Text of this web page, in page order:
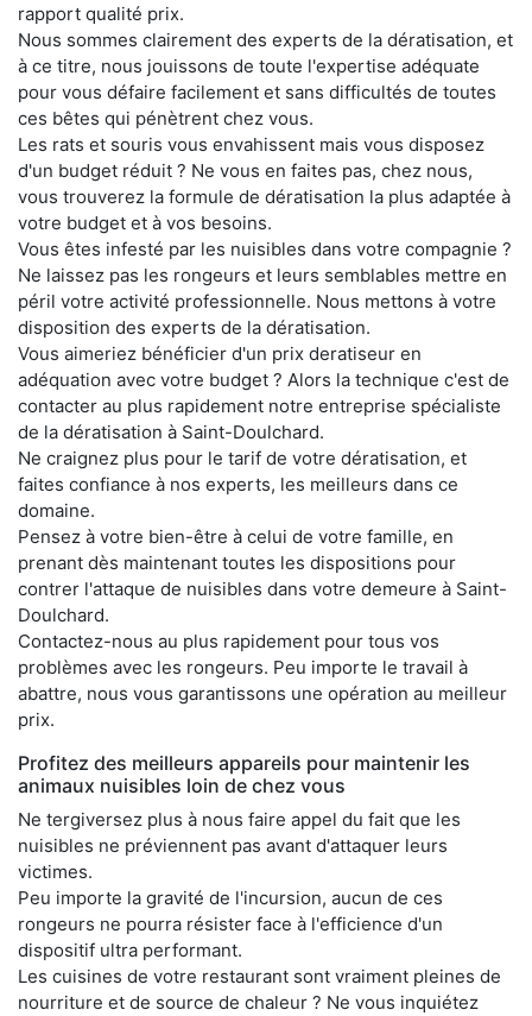
rapport qualité prix.
Nous sommes clairement des experts de la dératisation, et
à ce titre, nous jouissons de toute l'expertise adéquate
pour vous défaire facilement et sans difficultés de toutes
ces bêtes qui pénètrent chez vous.
Les rats et souris vous envahissent mais vous disposez
d'un budget réduit ? Ne vous en faites pas, chez nous,
vous trouverez la formule de dératisation la plus adaptée à
votre budget et à vos besoins.
Vous êtes infesté par les nuisibles dans votre compagnie ?
Ne laissez pas les rongeurs et leurs semblables mettre en
péril votre activité professionnelle. Nous mettons à votre
disposition des experts de la dératisation.
Vous aimeriez bénéficier d'un prix deratiseur en
adéquation avec votre budget ? Alors la technique c'est de
contacter au plus rapidement notre entreprise spécialiste
de la dératisation à Saint-Doulchard.
Ne craignez plus pour le tarif de votre dératisation, et
faites confiance à nos experts, les meilleurs dans ce
domaine.
Pensez à votre bien-être à celui de votre famille, en
prenant dès maintenant toutes les dispositions pour
contrer l'attaque de nuisibles dans votre demeure à Saint-
Doulchard.
Contactez-nous au plus rapidement pour tous vos
problèmes avec les rongeurs. Peu importe le travail à
abattre, nous vous garantissons une opération au meilleur
prix.
Profitez des meilleurs appareils pour maintenir les
animaux nuisibles loin de chez vous
Ne tergiversez plus à nous faire appel du fait que les
nuisibles ne préviennent pas avant d'attaquer leurs
victimes.
Peu importe la gravité de l'incursion, aucun de ces
rongeurs ne pourra résister face à l'efficience d'un
dispositif ultra performant.
Les cuisines de votre restaurant sont vraiment pleines de
nourriture et de source de chaleur ? Ne vous inquiétez